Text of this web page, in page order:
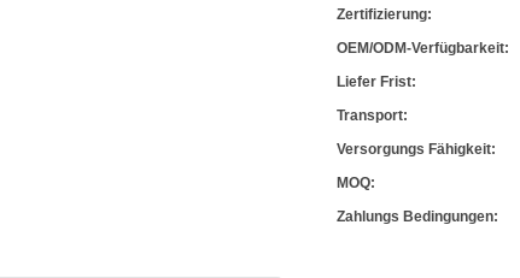
Zertifizierung:
OEM/ODM-Verfügbarkeit:
Liefer Frist:
Transport:
Versorgungs Fähigkeit:
MOQ:
Zahlungs Bedingungen: